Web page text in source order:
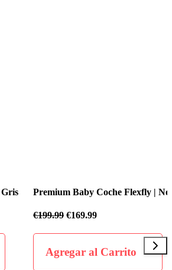
Premium Baby Coche Flexfly | Negro
199.99 €169.99
Agregar al Carrito